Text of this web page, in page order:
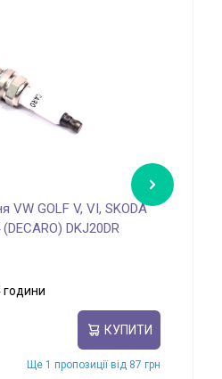
VW GOLF V, VI, SKODA
DKJ20DR
години
КУПИТИ
Ще 1 пропозиції від 87 грн